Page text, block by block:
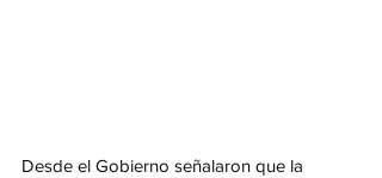
Desde el Gobierno señalaron que la